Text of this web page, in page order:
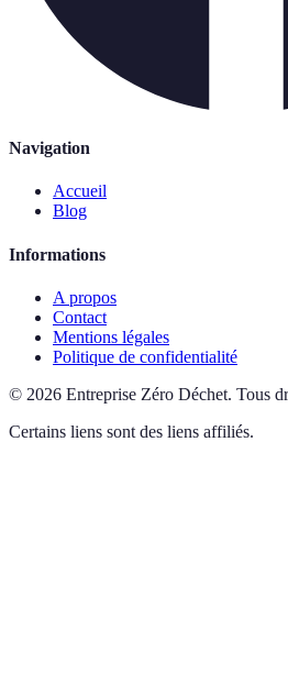
Navigation
Accueil
Blog
Informations
A propos
Contact
Mentions légales
Politique de confidentialité
© 2026 Entreprise Zéro Déchet. Tous
Certains liens sont des liens affiliés.